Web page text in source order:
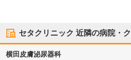
セタクリニック 近隣の病院・
横田皮膚泌尿器科